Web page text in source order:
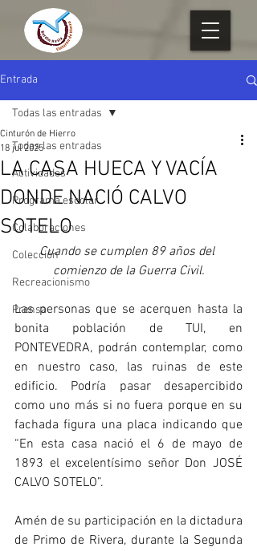
Entrada
Todas las entradas
Actividades
Programa escolar
Colaboraciones
Colección
Recreacionismo
Prensa
Todas las entradas
LA CASA HUECA Y VACÍA
DONDE NACIÓ CALVO
SOTELO
Cinturón de Hierro
18 jul 2025
Cuando se cumplen 89 años del
comienzo de la Guerra Civil.
Las personas que se acerquen hasta la
bonita población de TUI, en
PONTEVEDRA, podrán contemplar, como
en nuestro caso, las ruinas de este
edificio. Podría pasar desapercibido
como uno más si no fuera porque en su
fachada figura una placa indicando que
“En esta casa nació el 6 de mayo de
1893 el excelentísimo señor Don JOSÉ
CALVO SOTELO”.
Amén de su participación en la dictadura
de Primo de Rivera, durante la Segunda